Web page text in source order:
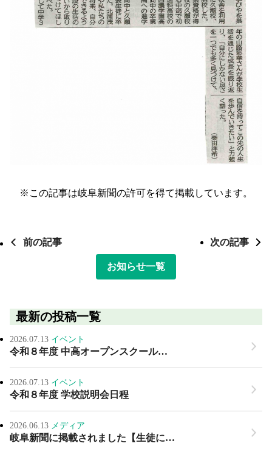
※この記事は岐阜新聞の許可を得て掲載しています。
前の記事 次の記事
お知らせ一覧
最新の投稿一覧
2026.07.13 イベント
令和８年度 中高オープンスクール…
2026.07.13 イベント
令和８年度 学校説明会日程
2026.06.13 メディア
岐阜新聞に掲載されました【生徒に…